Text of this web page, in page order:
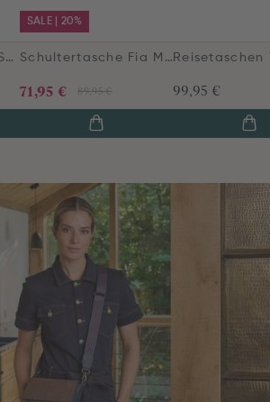
Tragetasche Tilda Samt Quiltey Days Blau
SALE | 20%
Schultertasche Fia Mittelgroß Jabali Blau
89,95 €
71,95 € 99,95 €